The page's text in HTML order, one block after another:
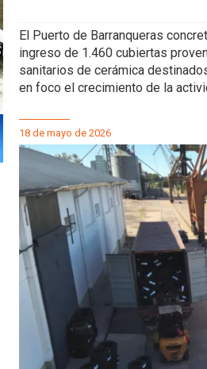
El Puerto de Barranqueras
ingreso de 1.460 cubiertas
sanitarios de cerámica
en foco el crecimiento de la
18 de mayo de 2026